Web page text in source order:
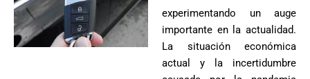
experimentando un auge
importante en la actualidad.
La situación económica
actual y la incertidumbre